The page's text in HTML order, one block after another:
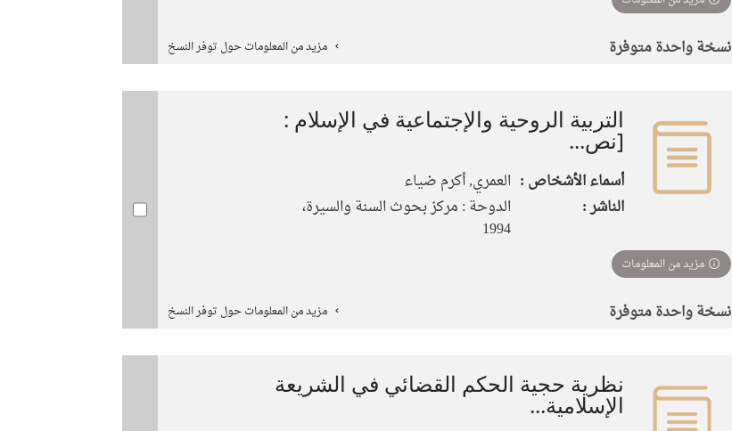
نسخة واحدة متوفرة مزيد من المعلومات حول توفر النسخ
التربية الروحية والإجتماعية في الإسلام :
[نص...
أسماء الأشخاص : العمري, أكرم ضياء
الناشر :
الدوحة : مركز بحوث السنة والسيرة،
1994
مزيد من المعلومات
نسخة واحدة متوفرة مزيد من المعلومات حول توفر النسخ
نظرية حجية الحكم القضائي في الشريعة
الإسلامية...